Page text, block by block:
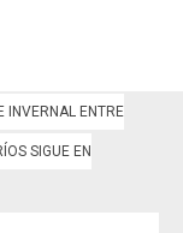
INVERNAL ENTRE
SIGUE EN